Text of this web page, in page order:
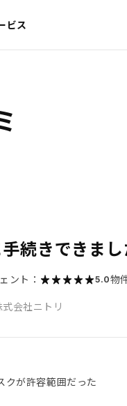
ビス
続きできまし
ント： 5.0物
式会社ニトリ
クが許容範囲だった